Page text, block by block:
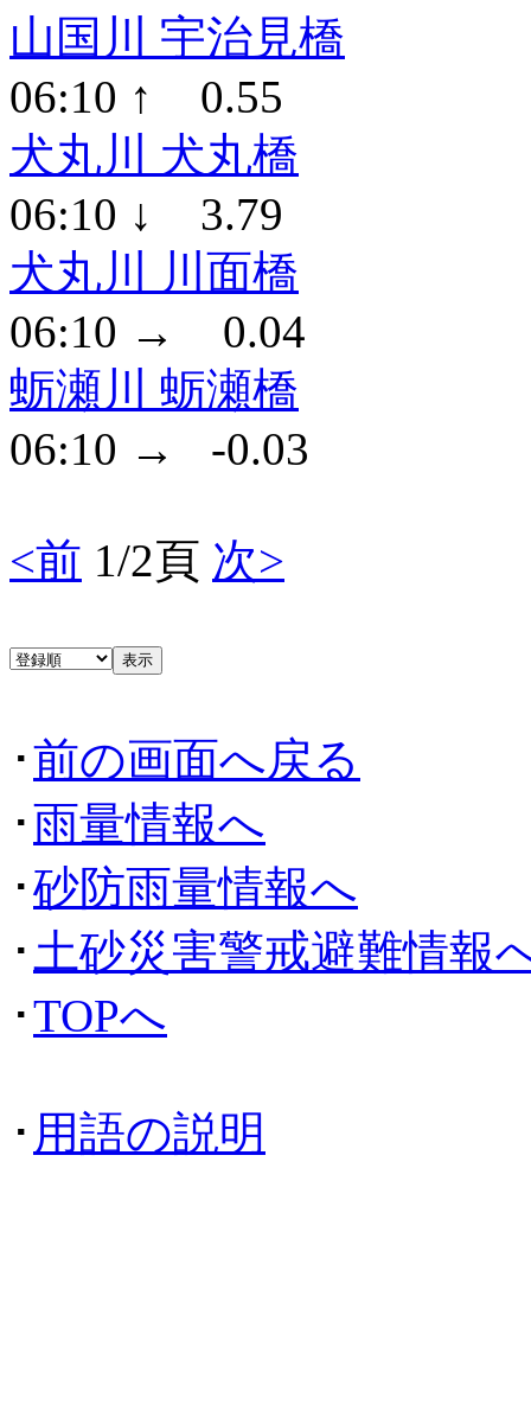
山国川 宇治見橋
06:10 ↑ 0.55
犬丸川 犬丸橋
06:10 ↓ 3.79
犬丸川 川面橋
06:10 → 0.04
蛎瀬川 蛎瀬橋
06:10 → -0.03
<前 1/2頁 次>
･前の画面へ戻る
･雨量情報へ
･砂防雨量情報へ
･ 土砂災害警戒避難情報
･TOPへ
･ 用語の説明